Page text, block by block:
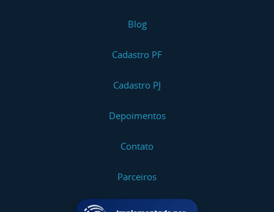
Blog
Cadastro PF
Cadastro PJ
Depoimentos
Contato
Parceiros